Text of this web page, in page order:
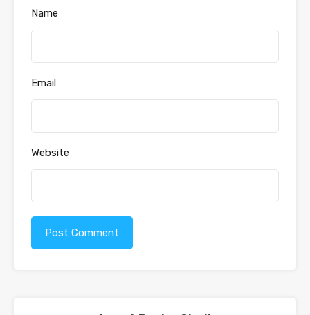
Name
Email
Website